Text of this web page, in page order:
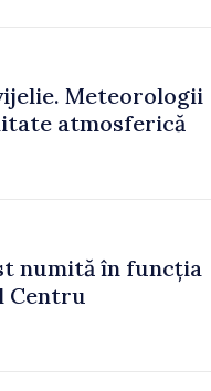
Meteorologii
atmosferică
numită în funcția
Centru